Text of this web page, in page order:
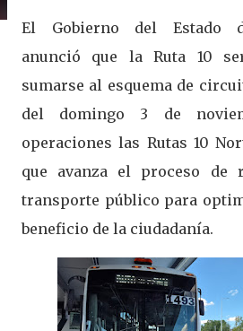
El Gobierno del Estado
anunció que la Ruta 10
sumarse al esquema de
del domingo 3 de
operaciones las Rutas 10
que avanza el proceso de
transporte público para
beneficio de la ciudadanía.